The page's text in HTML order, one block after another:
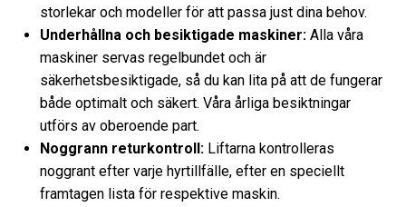
storlekar och modeller för att passa just dina behov.
Underhållna och besiktigade maskiner: Alla våra
maskiner servas regelbundet och är
säkerhetsbesiktigade, så du kan lita på att de fungerar
både optimalt och säkert. Våra årliga besiktningar
utförs av oberoende part.
Noggrann returkontroll: Liftarna kontrolleras
noggrant efter varje hyrtillfälle, efter en speciellt
framtagen lista för respektive maskin.